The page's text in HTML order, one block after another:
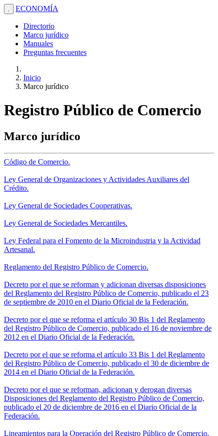
. ECONOMÍA
Directorio
Marco jurídico
Manuales
Preguntas frecuentes
Inicio
Marco jurídico
Registro Público de Comercio
Marco jurídico
Código de Comercio.
Ley General de Organizaciones y Actividades Auxiliares del
Crédito.
Ley General de Sociedades Cooperativas.
Ley General de Sociedades Mercantiles.
Ley Federal para el Fomento de la Microindustria y la Actividad
Artesanal.
Reglamento del Registro Público de Comercio.
Decreto por el que se reforman y adicionan diversas disposiciones
del Reglamento del Registro Público de Comercio, publicado el 23
de septiembre de 2010 en el Diario Oficial de la Federación.
Decreto por el que se reforma el artículo 30 Bis 1 del Reglamento
del Registro Público de Comercio, publicado el 16 de noviembre de
2012 en el Diario Oficial de la Federación.
Decreto por el que se reforma el artículo 33 Bis 1 del Reglamento
del Registro Público de Comercio, publicado el 30 de diciembre de
2014 en el Diario Oficial de la Federación.
Decreto por el que se reforman, adicionan y derogan diversas
Disposiciones del Reglamento del Registro Público de Comercio,
publicado el 20 de diciembre de 2016 en el Diario Oficial de la
Federación.
Lineamientos para la Operación del Registro Público de Comercio.